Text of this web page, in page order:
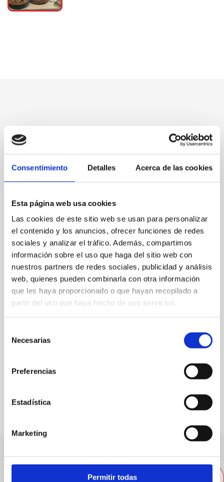
Consentimiento Detalles Acerca de las cookies
Esta página web usa cookies
Las cookies de este sitio web se usan para personalizar
el contenido y los anuncios, ofrecer funciones de redes
sociales y analizar el tráfico. Además, compartimos
información sobre el uso que haga del sitio web con
nuestros partners de redes sociales, publicidad y análisis
web, quienes pueden combinarla con otra información
que les haya proporcionado o que hayan recopilado a
partir del uso que haya hecho de sus servicios.
Necesarias
Preferencias
Estadística
Marketing
Permitir todas
Ctra. Las Marinas km 7, C/ Llac Huron, 3
678 241 351
info@elpaquebote.com
Web
Specialty:
Other nearby restaurants